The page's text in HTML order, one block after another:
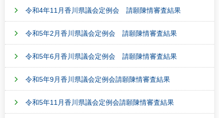
令和4年11月香川県議会定例会 請願陳情審査結果
令和5年2月香川県議会定例会 請願陳情審査結果
令和5年6月香川県議会定例会 請願陳情審査結果
令和5年9月香川県議会定例会請願陳情審査結果
令和5年11月香川県議会定例会請願陳情審査結果